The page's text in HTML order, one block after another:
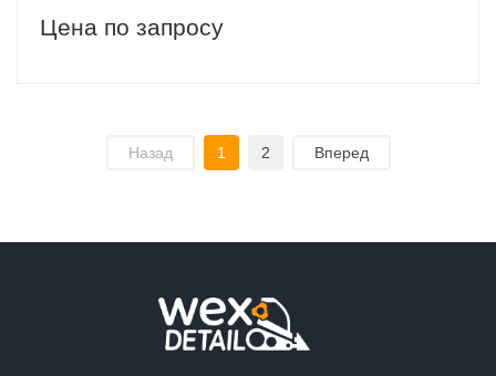
Цена по запросу
Назад 1 2 Вперед